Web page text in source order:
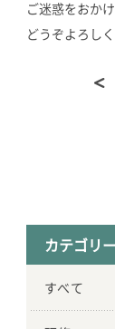
ご迷惑をおか
どうぞよろし
カテゴリ
すべて